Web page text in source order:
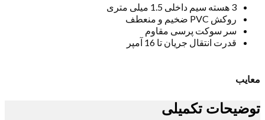
3 هسته سیم داخلی 1.5 میلی متری
روکش PVC ضخیم و منعطف
سر سوکت پرسی مقاوم
قدرت انتقال جریان تا 16 آمپر
معایب
توضیحات تکمیلی